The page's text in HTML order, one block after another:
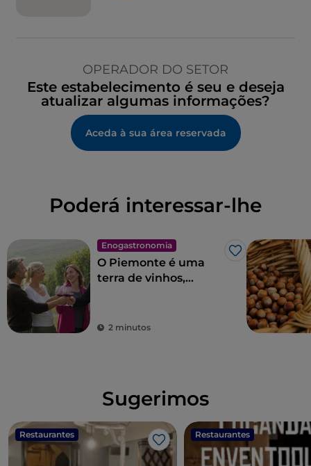
OPERADOR DO SETOR
Este estabelecimento é seu e deseja
atualizar algumas informações?
Aceda à sua área reservada
Poderá interessar-lhe
Enogastronomia
Gosto
O Piemonte é uma
terra de vinhos,
extraordinários
2 minutos
Sugerimos
Restaurantes
Gosto
Restaurantes